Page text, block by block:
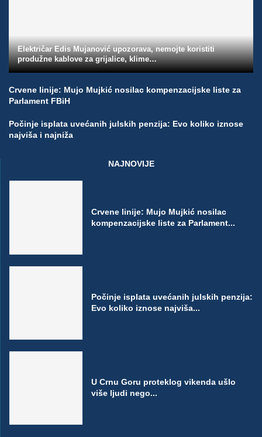
Električar Edis Mujanović upozorava, nemojte koristiti
produžne kablove za grijalice, klime…
Crvene linije: Mujo Mujkić nosilac kompenzacijske liste za
Parlament FBiH
Počinje isplata uvećanih julskih penzija: Evo koliko iznose
najviša i najniža
NAJNOVIJE
Crvene linije: Mujo Mujkić nosilac
kompenzacijske liste za Parlament...
Počinje isplata uvećanih julskih penzija:
Evo koliko iznose najviša...
U Crnu Goru proteklog vikenda ušlo
više ljudi nego...